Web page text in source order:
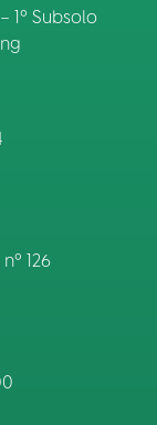
1º Subsolo
126